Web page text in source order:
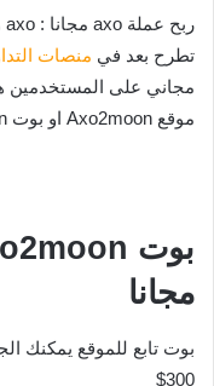
تطرح بعد في منصات
مجاني على المستخدمين
موقع Axo2moon او بوت axo2moon
مجانا
بوت تابع للموقع يمكنك
300$